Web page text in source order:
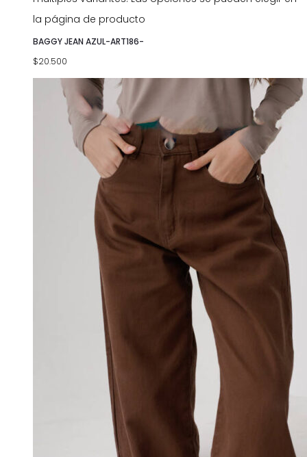
la página de producto
BAGGY JEAN AZUL-ART186-
$20.500